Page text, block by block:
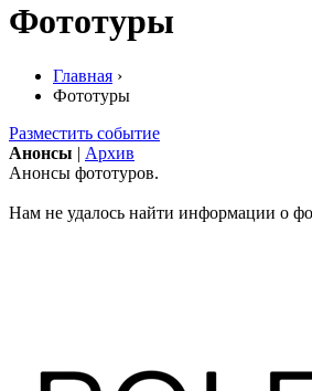
Фототуры
Главная ›
Фототуры
Разместить событие
Анонсы | Архив
Анонсы фототуров.
Нам не удалось найти информации о